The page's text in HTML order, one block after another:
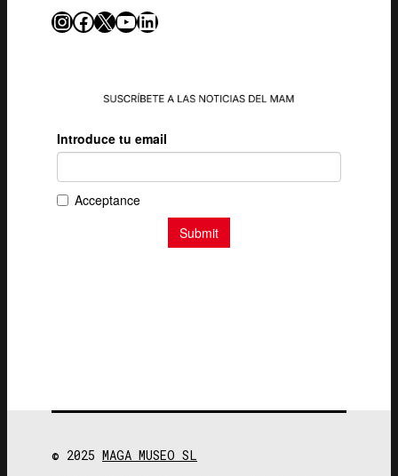
Instagram
Facebook
X YouTube
LinkedIn
© 2025 MAGA MUSEO SL